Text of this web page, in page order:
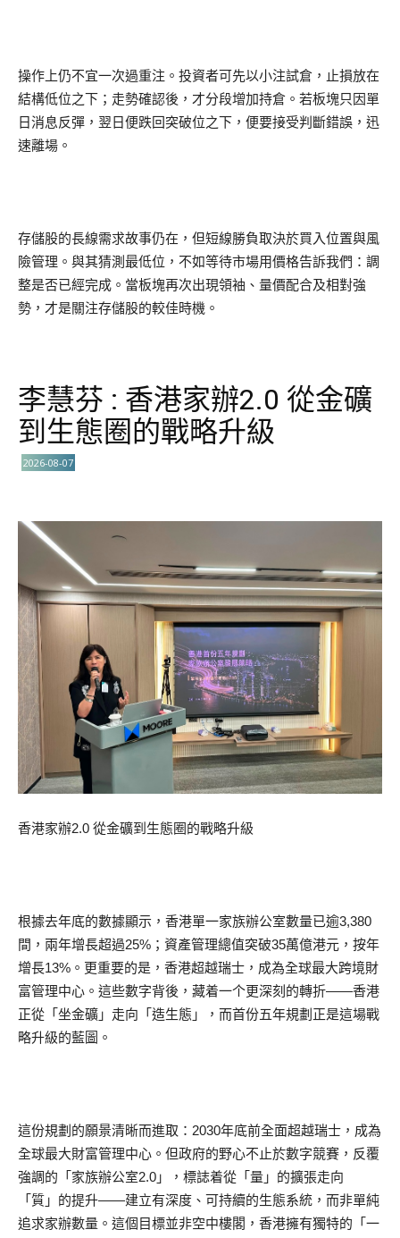
操作上仍不宜一次過重注。投資者可先以小注試倉，止損放在
結構低位之下；走勢確認後，才分段增加持倉。若板塊只因單
日消息反彈，翌日便跌回突破位之下，便要接受判斷錯誤，迅
速離場。
存儲股的長線需求故事仍在，但短線勝負取決於買入位置與風
險管理。與其猜測最低位，不如等待市場用價格告訴我們：調
整是否已經完成。當板塊再次出現領袖、量價配合及相對強
勢，才是關注存儲股的較佳時機。
李慧芬 : 香港家辦2.0 從金礦
到生態圈的戰略升級
2026-08-07
香港家辦2.0 從金礦到生態圈的戰略升級
根據去年底的數據顯示，香港單一家族辦公室數量已逾3,380
間，兩年增長超過25%；資產管理總值突破35萬億港元，按年
增長13%。更重要的是，香港超越瑞士，成為全球最大跨境財
富管理中心。這些數字背後，藏着一个更深刻的轉折——香港
正從「坐金礦」走向「造生態」，而首份五年規劃正是這場戰
略升級的藍圖。
這份規劃的願景清晰而進取：2030年底前全面超越瑞士，成為
全球最大財富管理中心。但政府的野心不止於數字競賽，反覆
強調的「家族辦公室2.0」，標誌着從「量」的擴張走向
「質」的提升——建立有深度、可持續的生態系統，而非單純
追求家辦數量。這個目標並非空中樓閣，香港擁有獨特的「一